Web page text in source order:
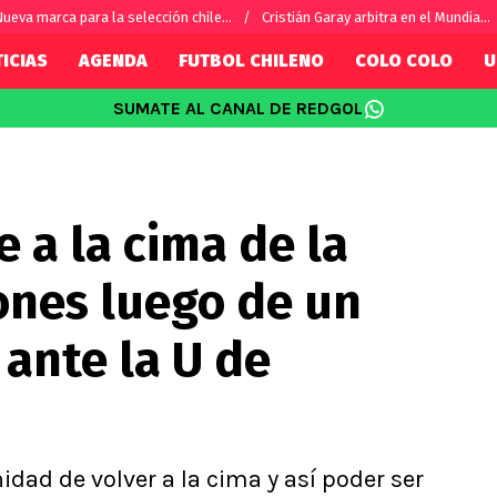
marca para la selección chile... Cristián Garay arbitra en el Mundia...
por el mundo
Fútbol Argentino
Fútbol Brasileño
AGENDA FUTBOL CHILENO COLO COLO
SUMATE AL CANAL DE REDGOL
a la cima de la
luego de un
la U de
de volver a la cima y así poder ser